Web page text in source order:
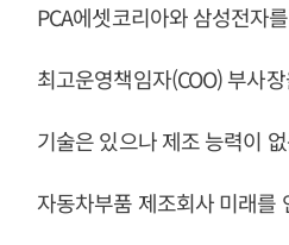
PCA에셋코리아와 삼성전자
최고운영책임자(COO) 부사
기술은 있으나 제조 능력이
자동차부품 제조회사 미래를